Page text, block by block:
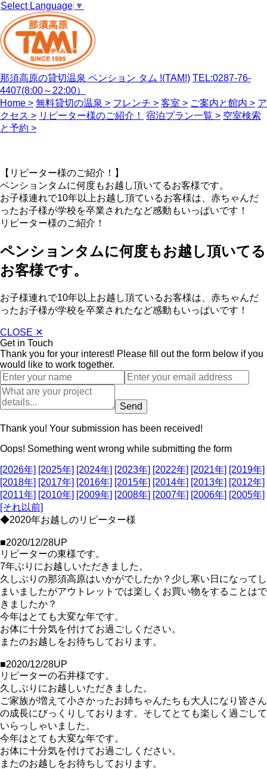
Select Language ▼
那須高原の貸切温泉 ペンション タム !(TAM!) TEL:0287-76-
4407(8:00～22:00）
Home > 無料貸切の温泉 > フレンチ > 客室 > ご案内と館内 > ア
クセス > リピーター様のご紹介！ 宿泊プラン一覧 > 空室検索
と予約 >
【リピーター様のご紹介！】
ペンションタムに何度もお越し頂いてるお客様です。
お子様連れで10年以上お越し頂ているお客様は、赤ちゃんだ
ったお子様が学校を卒業されたなど感動もいっぱいです！
リピーター様のご紹介！
ペンションタムに何度もお越し頂いてる
お客様です。
お子様連れで10年以上お越し頂ているお客様は、赤ちゃんだ
ったお子様が学校を卒業されたなど感動もいっぱいです！
CLOSE ✕
Get in Touch
Thank you for your interest! Please fill out the form below if you
would like to work together.
Thank you! Your submission has been received!
Oops! Something went wrong while submitting the form
[2026年] [2025年] [2024年] [2023年] [2022年] [2021年] [2019年]
[2018年] [2017年] [2016年] [2015年] [2014年] [2013年] [2012年]
[2011年] [2010年] [2009年] [2008年] [2007年] [2006年] [2005年]
[それ以前]
◆2020年お越しのリピーター様
■2020/12/28UP
リピーターの東様です。
7年ぶりにお越しいただきました。
久しぶりの那須高原はいかがでしたか？少し寒い日になってし
まいましたがアウトレットでは楽しくお買い物をすることはで
きましたか？
今年はとても大変な年です。
お体に十分気を付けてお過ごしください。
またのお越しをお待ちしております。
■2020/12/28UP
リピーターの石井様です。
久しぶりにお越しいただきました。
ご家族が増えて小さかったお姉ちゃんたちも大人になり皆さん
の成長にびっくりしております。そしてとても楽しく過ごして
いらっしゃいました。
今年はとても大変な年です。
お体に十分気を付けてお過ごしください。
またのお越しをお待ちしております。